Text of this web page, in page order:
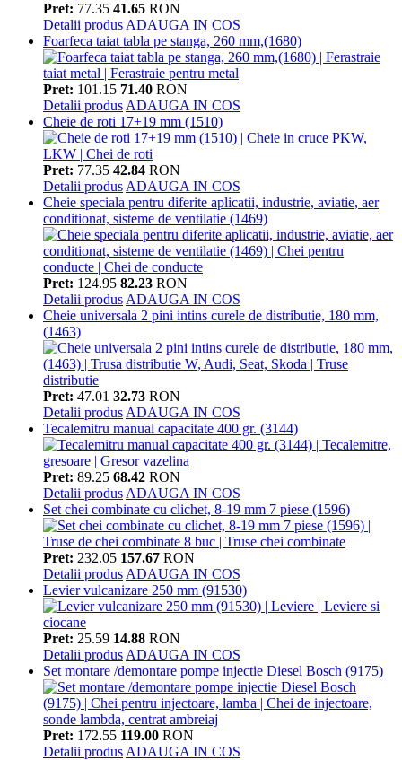
Pret: 77.35 41.65 RON
Detalii produs ADAUGA IN COS
Foarfeca taiat tabla pe stanga, 260 mm,(1680)
Pret: 101.15 71.40 RON
Detalii produs ADAUGA IN COS
Cheie de roti 17+19 mm (1510)
Pret: 77.35 42.84 RON
Detalii produs ADAUGA IN COS
Cheie speciala pentru diferite aplicatii, industrie, aviatie, aer
conditionat, sisteme de ventilatie (1469)
Pret: 124.95 82.23 RON
Detalii produs ADAUGA IN COS
Cheie universala 2 pini intins curele de distributie, 180 mm,
(1463)
Pret: 47.01 32.73 RON
Detalii produs ADAUGA IN COS
Tecalemitru manual capacitate 400 gr. (3144)
Pret: 89.25 68.42 RON
Detalii produs ADAUGA IN COS
Set chei combinate cu clichet, 8-19 mm 7 piese (1596)
Pret: 232.05 157.67 RON
Detalii produs ADAUGA IN COS
Levier vulcanizare 250 mm (91530)
Pret: 25.59 14.88 RON
Detalii produs ADAUGA IN COS
Set montare /demontare pompe injectie Diesel Bosch (9175)
Pret: 172.55 119.00 RON
Detalii produs ADAUGA IN COS